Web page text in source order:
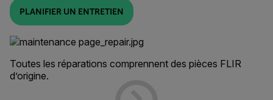
PLANIFIER UN ENTRETIEN
Toutes les réparations comprennent des pièces FLIR
d’origine.